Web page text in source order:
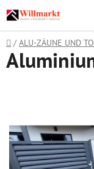
Zum
Inhalt
springen
Startseite
/ ALU-ZÄUNE UND